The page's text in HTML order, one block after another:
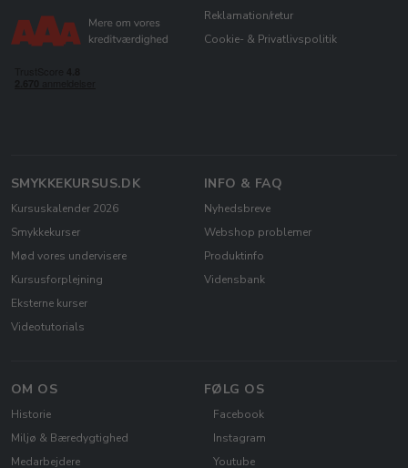
Reklamation/retur
Cookie- & Privatlivspolitik
SMYKKEKURSUS.DK
Kursuskalender 2026
Smykkekurser
Mød vores undervisere
Kursusforplejning
Eksterne kurser
Videotutorials
INFO & FAQ
Nyhedsbreve
Webshop problemer
Produktinfo
Vidensbank
OM OS
Historie
Miljø & Bæredygtighed
Medarbejdere
FØLG OS
Facebook
Instagram
Youtube